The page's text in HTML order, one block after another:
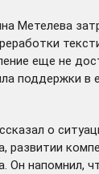
Метелева
еще не
поддержки в
о
развитии
Он напомнил,